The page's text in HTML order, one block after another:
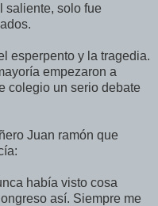
saliente, solo fue
esperpento y la tragedia.
empezaron a
colegio un serio debate
Juan ramón que
había visto cosa
así. Siempre me